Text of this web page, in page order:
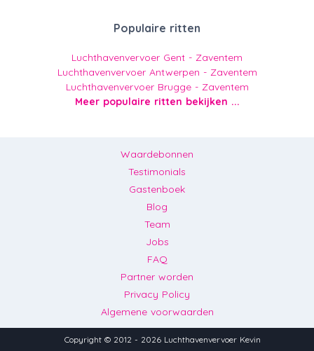
Populaire ritten
Luchthavenvervoer Gent - Zaventem
Luchthavenvervoer Antwerpen - Zaventem
Luchthavenvervoer Brugge - Zaventem
Meer populaire ritten bekijken ...
Waardebonnen
Testimonials
Gastenboek
Blog
Team
Jobs
FAQ
Partner worden
Privacy Policy
Algemene voorwaarden
Copyright © 2012 - 2026 Luchthavenvervoer Kevin